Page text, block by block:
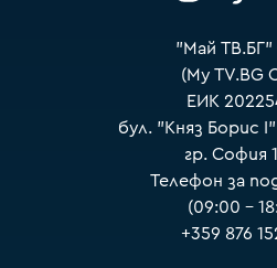
"Май
(My TV.BG
ЕИК
бул. "Княз Борис
гр. София
Телефон за
(09:00 –
+359 876